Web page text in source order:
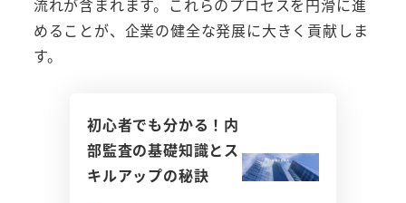
めることが、企業の健全な発展に大きく貢献しま
す。
初心者でも分かる！内
部監査の基礎知識とス
キルアップの秘訣